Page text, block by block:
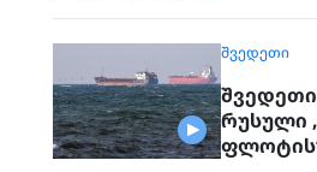
ᲨᲕᲔᲓᲔᲗᲘ
შვედეთი
რუსული